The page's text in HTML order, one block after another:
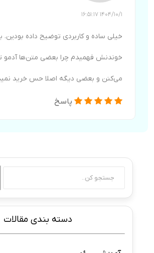
1404/10/1 16:51:17
خیلی ساده و کاربردی توضیح داده بودین.
خوندنش فهمیدم چرا بعضی متن‌ها آدمو
می‌کنن و بعضی دیگه اصلا حس خرید
پاسخ
دسته بندی مقالات